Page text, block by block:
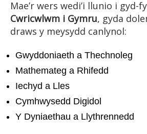
Mae’r wers wedi’i llunio i gyd-
Cwricwlwm i Gymru, gyda
draws y meysydd canlynol:
Gwyddoniaeth a Thechnoleg
Mathemateg a Rhifedd
Iechyd a Lles
Cymhwysedd Digidol
Y Dyniaethau a Llythrennedd